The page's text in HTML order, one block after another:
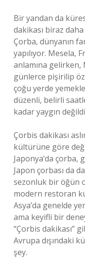
Bir yandan da
dakikası biraz
Çorba, dünyanın
yapılıyor. Mesela,
anlamına gelirken,
günlerce pişirilip
çoğu yerde
düzenli, belirli
kadar yaygın
Çorbis dakikası
kültürüne göre
Japonya’da çorba,
Japon çorbası da
sezonluk bir öğün
modern restoran
Asya’da genelde
ama keyifli bir
“Çorbis dakikası”
Avrupa dışındaki
şey.